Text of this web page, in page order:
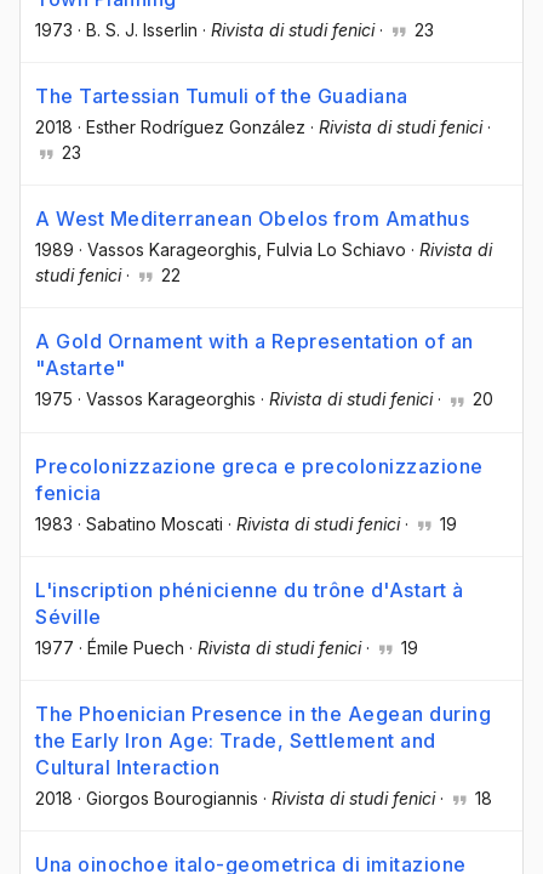
1973 · B. S. J. Isserlin · Rivista di studi fenici· 23
The Tartessian Tumuli of the Guadiana
2018 · Esther Rodríguez González · Rivista di studi fenici·
23
A West Mediterranean Obelos from Amathus
1989 · Vassos Karageorghis , Fulvia Lo Schiavo · Rivista di
studi fenici· 22
A Gold Ornament with a Representation of an
"Astarte"
1975 · Vassos Karageorghis · Rivista di studi fenici· 20
Precolonizzazione greca e precolonizzazione
fenicia
1983 · Sabatino Moscati · Rivista di studi fenici· 19
L'inscription phénicienne du trône d'Astart à
Séville
1977 · Émile Puech · Rivista di studi fenici· 19
The Phoenician Presence in the Aegean during
the Early Iron Age: Trade, Settlement and
Cultural Interaction
2018 · Giorgos Bourogiannis · Rivista di studi fenici· 18
Una oinochoe italo-geometrica di imitazione